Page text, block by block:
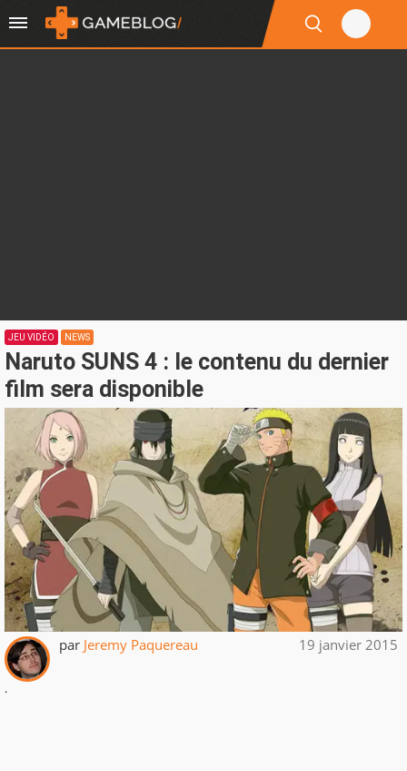
JEU VIDÉO NEWS
Naruto SUNS 4 : le contenu du dernier
film sera disponible
par Jeremy Paquereau 19 janvier 2015
.